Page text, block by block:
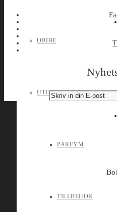
ORIBE
UTFÖRSÄLJNING
PARFYM
TILLBEHÖR